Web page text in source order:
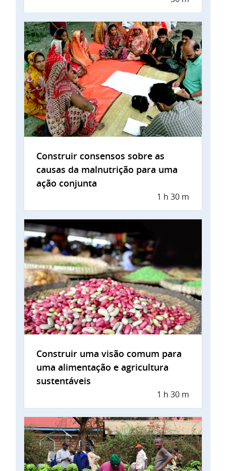
Construir consensos sobre as
causas da malnutrição para uma
ação conjunta
1 h 30 m
Construir uma visão comum para
uma alimentação e agricultura
sustentáveis
1 h 30 m